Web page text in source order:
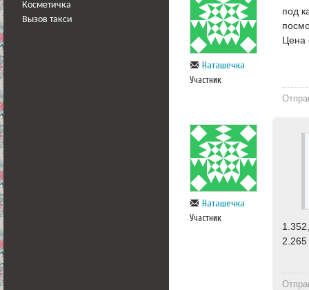
Косметичка
Вызов такси
Наташечка
Участник
под
Цена
Наташечка
Участник
2.265